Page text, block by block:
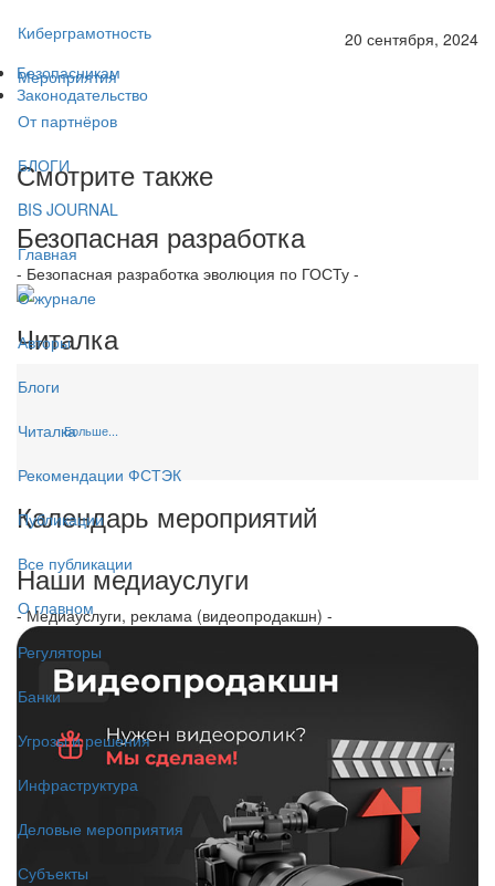
Киберграмотность
Мероприятия
От партнёров
БЛОГИ
BIS JOURNAL
Главная
О журнале
Авторы
Блоги
Читалка
Рекомендации ФСТЭК
Публикации
Все публикации
О главном
Регуляторы
Банки
Угрозы и решения
Инфраструктура
Деловые мероприятия
Субъекты
20 сентября, 2024
Безопасникам
Законодательство
Смотрите также
Безопасная разработка
- Безопасная разработка эволюция по ГОСТу -
Читалка
Больше...
Календарь мероприятий
Наши медиауслуги
- Медиауслуги, реклама (видеопродакшн) -